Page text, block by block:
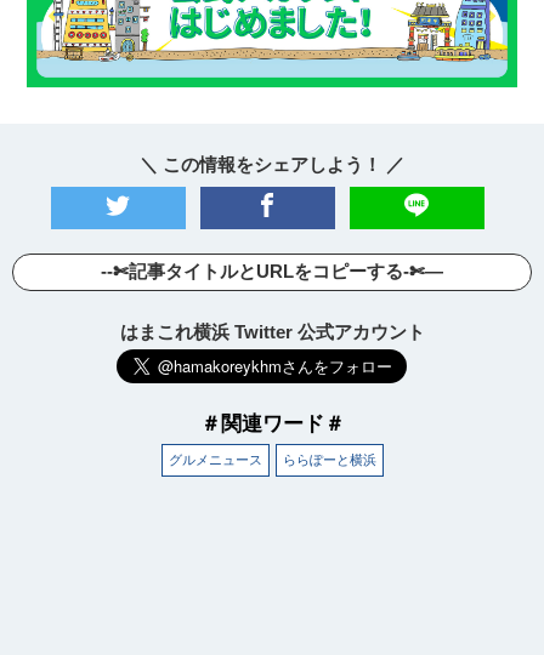
＼ この情報をシェアしよう！ ／
--✄記事タイトルとURLをコピーする-✄—
はまこれ横浜 Twitter 公式アカウント
＃関連ワード＃
グルメニュース ららぽーと横浜